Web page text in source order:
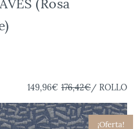
(Rosa
149,96€ 176,42€/ ROLLO
¡Oferta!